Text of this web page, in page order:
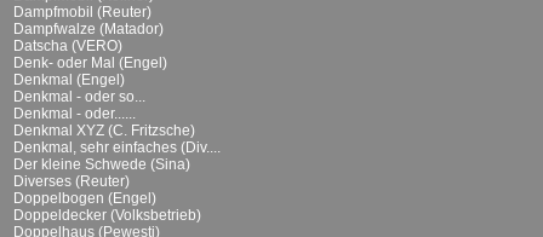
Dampfmobil (Reuter)
Dampfwalze (Matador)
Datscha (VERO)
Denk- oder Mal (Engel)
Denkmal (Engel)
Denkmal - oder so...
Denkmal - oder......
Denkmal XYZ (C. Fritzsche)
Denkmal, sehr einfaches (Div....
Der kleine Schwede (Sina)
Diverses (Reuter)
Doppelbogen (Engel)
Doppeldecker (Volksbetrieb)
Doppelhaus (Pewesti)